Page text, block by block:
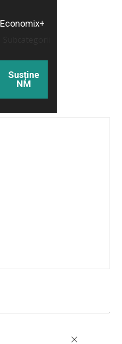
Economix+
Susține
NM